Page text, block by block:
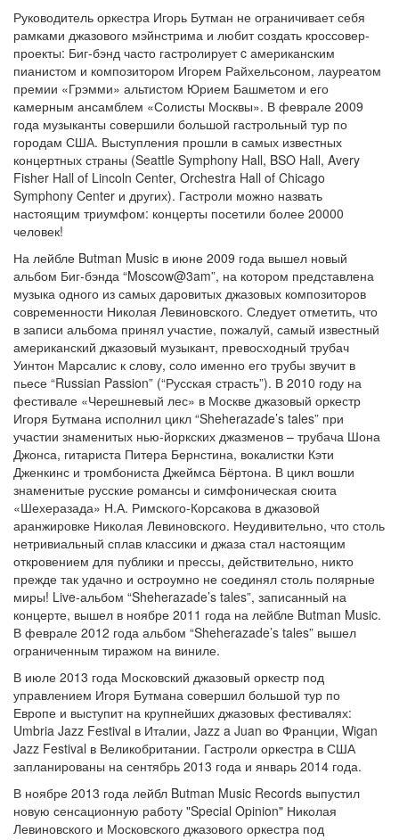
Руководитель оркестра Игорь Бутман не ограничивает себя
рамками джазового мэйнстрима и любит создать кроссовер-
проекты: Биг-бэнд часто гастролирует c американским
пианистом и композитором Игорем Райхельсоном, лауреатом
премии «Грэмми» альтистом Юрием Башметом и его
камерным ансамблем «Солисты Москвы». В феврале 2009
года музыканты совершили большой гастрольный тур по
городам США. Выступления прошли в самых известных
концертных страны (Seattle Symphony Hall, BSO Hall, Avery
Fisher Hall of Lincoln Center, Orchestra Hall of Chicago
Symphony Center и других). Гастроли можно назвать
настоящим триумфом: концерты посетили более 20000
человек!
На лейбле Butman Music в июне 2009 года вышел новый
альбом Биг-бэнда “Moscow@3am”, на котором представлена
музыка одного из самых даровитых джазовых композиторов
современности Николая Левиновского. Следует отметить, что
в записи альбома принял участие, пожалуй, самый известный
американский джазовый музыкант, превосходный трубач
Уинтон Марсалис к слову, соло именно его трубы звучит в
пьесе “Russian Passion” (“Русская страсть”). В 2010 году на
фестивале «Черешневый лес» в Москве джазовый оркестр
Игоря Бутмана исполнил цикл “Sheherazade’s tales” при
участии знаменитых нью-йоркских джазменов – трубача Шона
Джонса, гитариста Питера Бернстина, вокалистки Кэти
Дженкинс и тромбониста Джеймса Бёртона. В цикл вошли
знаменитые русские романсы и симфоническая сюита
«Шехеразада» Н.А. Римского-Корсакова в джазовой
аранжировке Николая Левиновского. Неудивительно, что столь
нетривиальный сплав классики и джаза стал настоящим
откровением для публики и прессы, действительно, никто
прежде так удачно и остроумно не соединял столь полярные
миры! Live-альбом “Sheherazade’s tales”, записанный на
концерте, вышел в ноябре 2011 года на лейбле Butman Music.
В феврале 2012 года альбом “Sheherazade’s tales” вышел
ограниченным тиражом на виниле.
В июле 2013 года Московский джазовый оркестр под
управлением Игоря Бутмана совершил большой тур по
Европе и выступит на крупнейших джазовых фестивалях:
Umbria Jazz Festival в Италии, Jazz a Juan во Франции, Wigan
Jazz Festival в Великобритании. Гастроли оркестра в США
запланированы на сентябрь 2013 года и январь 2014 года.
В ноябре 2013 года лейбл Butman Music Records выпустил
новую сенсационную работу "Special Opinion" Николая
Левиновского и Московского джазового оркестра под